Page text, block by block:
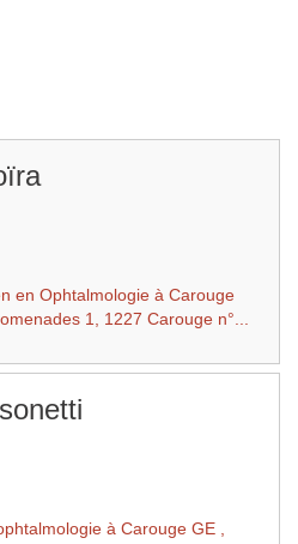
en Ophtalmologie à Carouge
1, 1227 Carouge n°...
à Carouge GE ,